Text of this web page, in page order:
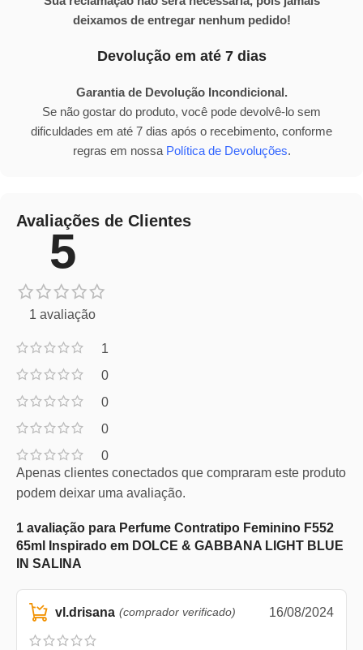
deixamos de entregar nenhum pedido!
Devolução em até 7 dias
Garantia de Devolução Incondicional.
Se não gostar do produto, você pode devolvê-lo sem
dificuldades em até 7 dias após o recebimento, conforme
regras em nossa Política de Devoluções.
Avaliações de Clientes
5
1 avaliação
1
0
0
0
0
1 avaliação para Perfume Contratipo Feminino F552
65ml Inspirado em DOLCE & GABBANA LIGHT BLUE
IN SALINA
vl.drisana (comprador verificado) 16/08/2024
Apenas clientes conectados que compraram este produto
podem deixar uma avaliação.